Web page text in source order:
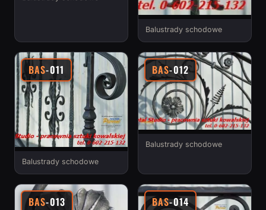
Balustrady schodowe
BAS-011
Balustrady schodowe
BAS-012
Balustrady schodowe
BAS-013 BAS-014